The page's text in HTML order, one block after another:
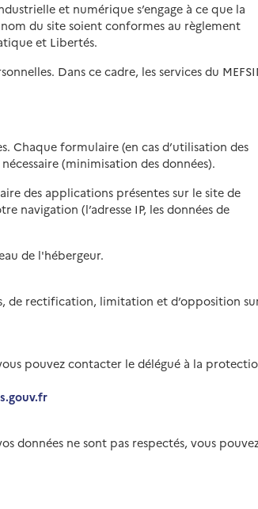
et numérique s’engage à ce que la
du site soient conformes au règlement
et Libertés.
Dans ce cadre, les services du
Chaque formulaire (en cas d’utilisation des
(minimisation des données).
des applications présentes sur le site de
navigation (l’adresse IP, les données de
de l'hébergeur.
de rectification, limitation et d’opposition
pouvez contacter le délégué à la
données ne sont pas respectés, vous